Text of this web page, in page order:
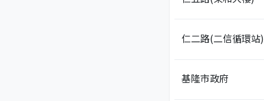
仁二路(二信循環站)
基隆市政府